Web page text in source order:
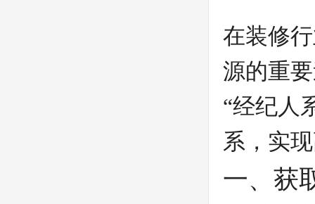
在装修
源的重
“经纪人
系，实
一、获